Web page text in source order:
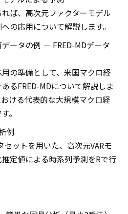
ば、高次元ファクターモデル
の応用について解説します。
ータの例 ― FRED-MDデータ
の準備として、米国マクロ経
るFRED-MDについて解説しま
ける代表的な大規模マクロ経
。
例
セットを用いた、高次元VARモ
定値による時系列予測をRで行